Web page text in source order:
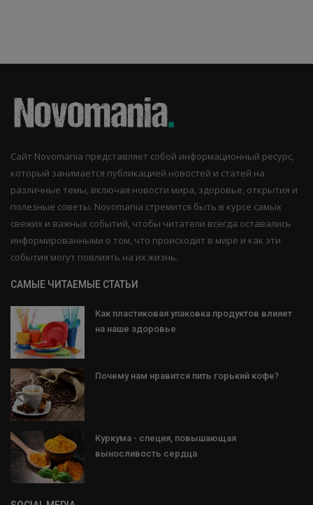
Сайт Novomania представляет собой информационный ресурс,
который занимается публикацией новостей и статей на
различные темы, включая новости мира, здоровье, открытия и
полезные советы. Novomania стремится быть в курсе самых
свежих и важных событий, чтобы читатели всегда оставались
информированными о том, что происходит в мире и как эти
события могут повлиять на их жизнь.
САМЫЕ ЧИТАЕМЫЕ СТАТЬИ
Как пластиковая упаковка продуктов влияет
на наше здоровье
Почему нам нравится пить горький кофе?
Куркума - специя, повышающая
выносливость сердца